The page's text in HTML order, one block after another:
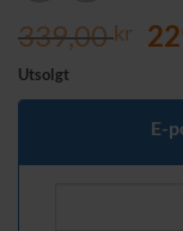
339,00kr
Utsolgt
E-